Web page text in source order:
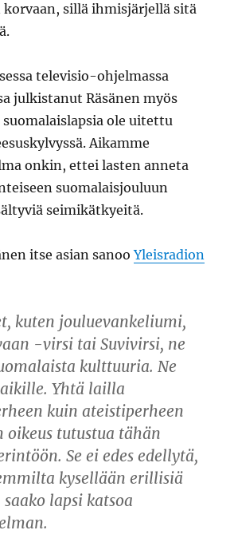
sillä ihmisjärjellä sitä
televisio-ohjelmassa
julkistanut Räsänen myös
ole uitettu
Aikamme
onkin, ettei lasten anneta
suomalaisjouluun
seimikätkyeitä.
itse asian sanooYleisradion
kuten jouluevankeliumi,
-virsi tai Suvivirsi, ne
kulttuuria. Ne
Yhtä lailla
kuin ateistiperheen
oikeus tutustua tähän
Se ei edes edellytä,
kysellään erillisiä
lapsi katsoa